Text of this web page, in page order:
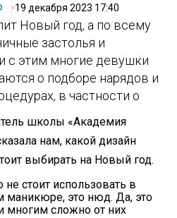
19 декабря 2023 17:40
Новый год, а по всему
застолья и
с этим многие девушки
о подборе нарядов и
в частности о
школы «Академия
нам, какой дизайн
выбирать на Новый год.
не стоит использовать в
маникюре, это нюд. Да, это
многим сложно от них